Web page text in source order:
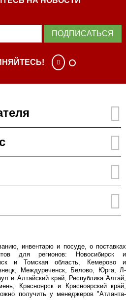
ПОДПИСАТЬСЯ
инвентарю и посуде, о поставках
для регионов: Новосибирск и
и Томская область, Кемерово и
Междуреченск, Белово, Юрга, Л-
и Алтайский край, Республика Алтай,
Красноярск и Красноярский край,
получить у менеджеров "Атланта-